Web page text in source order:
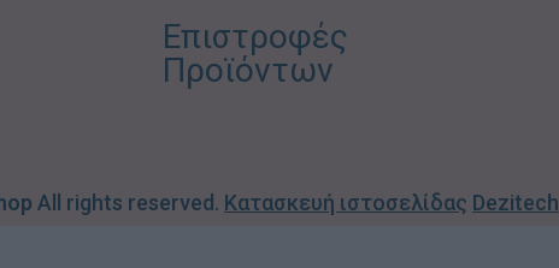
Επιστροφές
Προϊόντων
All rights reserved. Κατασκευή ιστοσελίδας Dezitech